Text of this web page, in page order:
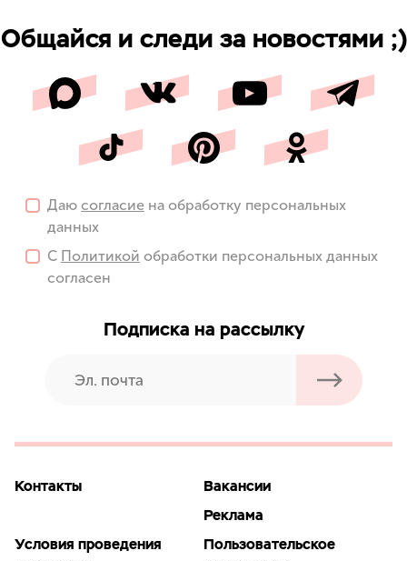
Общайся и следи за новостями ;)
Даю согласие на обработку персональных
данных
С Политикой обработки персональных данных
согласен
Подписка на рассылку
Контакты
Вакансии
Реклама
Условия проведения
Пользовательское